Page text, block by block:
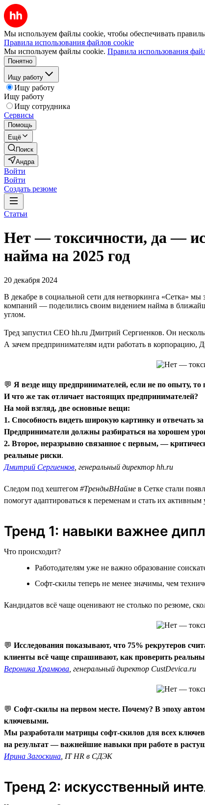
Мы используем файлы cookie, чтобы обеспечивать
Правила использования файлов cookie
Мы используем файлы cookie. Правила использования
Понятно
Ищу работу
Ищу работу
Ищу работу
Ищу сотрудника
Сервисы
Помощь
Ещё
Поиск
Андра
Войти
Войти
Создать резюме
Статьи
Нет — токсичности, да —
найма на 2025 год
20 декабря 2024
В декабре в социальной сети для нетворкинга «Сетка»
компаний — поделились своим видением найма в
углом.
Тред запустил CEO hh.ru Дмитрий Сергиенков. Он
А зачем предпринимателям идти работать в корпорацию,
💬 Я везде ищу предпринимателей, если не по опыту, то
И что же так отличает настоящих предпринимателей?
На мой взгляд, две основные вещи:
1. Способность видеть широкую картинку и отвечать
Предприниматели должны разбираться на хорошем
2. Второе, неразрывно связанное с первым, —
реальные риски.
Дмитрий Сергиенков , генеральный директор hh.ru
Следом под хештегом #ТрендыВНайме в Сетке стали
помогут адаптироваться к переменам и стать их активным
Тренд 1: навыки важнее
Что происходит?
Работодателям уже не важно образование
Софт-скилы теперь не менее значимы, чем
Кандидатов всё чаще оценивают не столько по резюме,
💬 Исследования показывают, что 75% рекрутеров
клиенты всё чаще спрашивают, как проверить
Вероника Храмкова , генеральный директор CustDevica.ru
💬 Софт-скилы на первом месте. Почему? В эпоху
ключевыми.
Мы разработали матрицы софт-скилов для всех
на результат — важнейшие навыки при работе в
Ирина Загоскина , IT HR в СДЭК
Тренд 2: искусственный